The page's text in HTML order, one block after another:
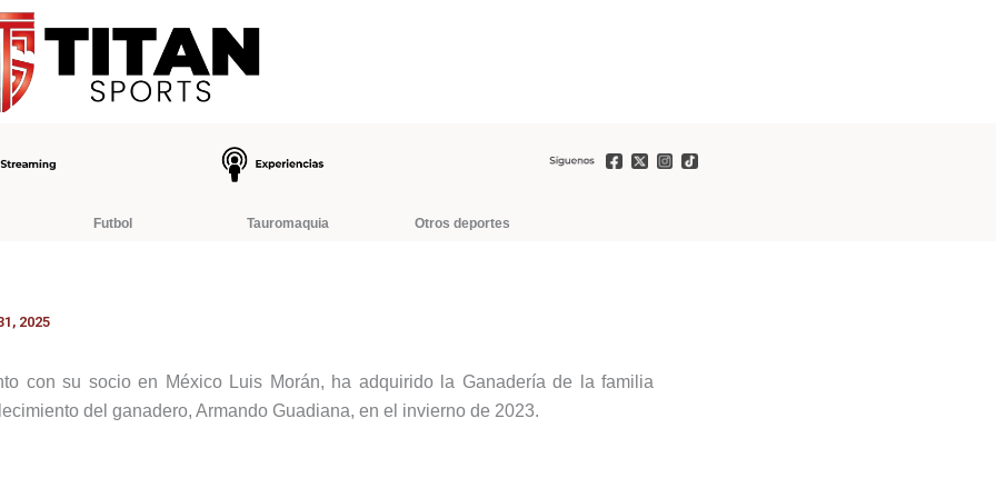
Futbol Tauromaquia Otros deportes
2025
con su socio en México Luis Morán, ha adquirido la Ganadería de la familia
del ganadero, Armando Guadiana, en el invierno de 2023.